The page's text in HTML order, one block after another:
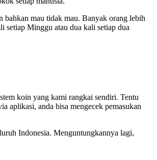
bahkan mau tidak mau. Banyak orang lebih
setiap Minggu atau dua kali setiap dua
koin yang kami rangkai sendiri. Tentu
aplikasi, anda bisa mengecek pemasukan
Indonesia. Menguntungkannya lagi,